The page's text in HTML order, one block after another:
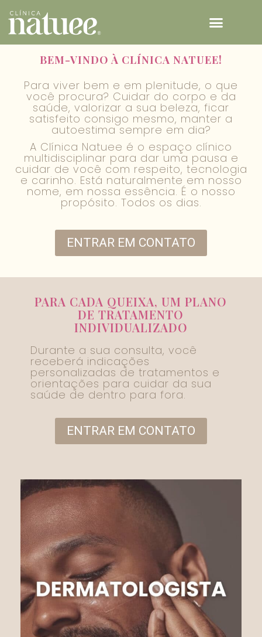
BEM-VINDO À CLÍNICA NATUEE!
Para viver bem e em plenitude, o que
você procura? Cuidar do corpo e da
saúde, valorizar a sua beleza, ficar
satisfeito consigo mesmo, manter a
autoestima sempre em dia?
A Clínica Natuee é o espaço clínico
multidisciplinar para dar uma pausa e
cuidar de você com respeito, tecnologia
e carinho. Está naturalmente em nosso
nome, em nossa essência. É o nosso
propósito. Todos os dias.​
ENTRAR EM CONTATO
PARA CADA QUEIXA, UM PLANO
DE TRATAMENTO
INDIVIDUALIZADO
Durante a sua consulta, você
receberá indicações
personalizadas de tratamentos e
orientações para cuidar da sua
saúde de dentro para fora.
ENTRAR EM CONTATO